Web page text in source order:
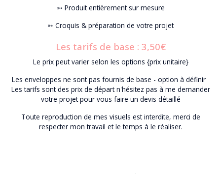
➳ Produit entièrement sur mesure
➳ Croquis & préparation de votre projet
Les tarifs de base : 3,50€
Le prix peut varier selon les options {prix unitaire}
Les enveloppes ne sont pas fournis de base - option à définir
Les tarifs sont des prix de départ n'hésitez pas à me demander
votre projet pour vous faire un devis détaillé
Toute reproduction de mes visuels est interdite, merci de
respecter mon travail et le temps à le réaliser.